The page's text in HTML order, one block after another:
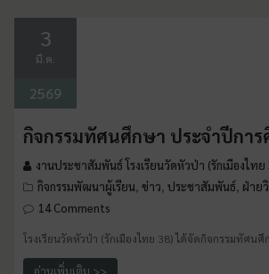
3
มี.ค.
2569
กิจกรรมทัศนศึกษา ประจำปีการ
งานประชาสัมพันธ์ โรงเรียนวัดหัวป่า (รักเมืองไทย
กิจกรรมพัฒนาผู้เรียน, ข่าว, ประชาสัมพันธ์, ฝ่าย
14 Comments
โรงเรียนวัดหัวป่า (รักเมืองไทย 38) ได้จัดกิจกรรมทัศนศึ